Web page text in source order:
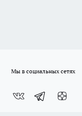
Мы в социальных сетях